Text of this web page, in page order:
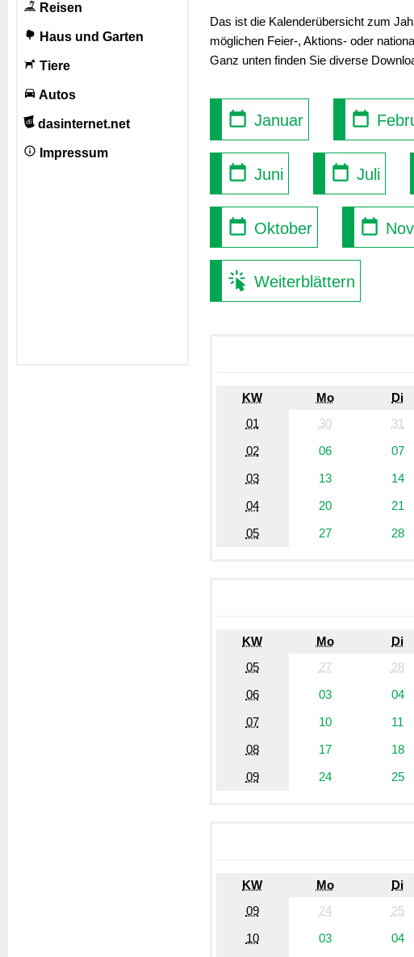
Reisen
Haus und Garten
Tiere
Autos
dasinternet.net
Impressum
Das ist die Kalenderübersicht zum
möglichen Feier-, Aktions- oder
Ganz unten finden Sie diverse
Januar
Juni Juli
Oktober
Weiterblättern
KW Mo Di
01
30 31
02
06 07
03
13 14
04
20 21
05
27 28
KW Mo Di
05
27 28
06
03 04
07
10 11
08
17 18
09
24 25
KW Mo Di
09
24 25
10
03 04